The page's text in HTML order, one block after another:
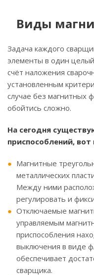
Виды
Задача каждого
элементы в один целый
счёт наложения
установленным
случае без магнитных
обойтись сложно.
На сегодня
приспособлений,
Магнитные
металлических
Между ними
регулировать и
Отключаемые
управляемым
приспособления
выключения в виде
обеспечивает
сварщика.